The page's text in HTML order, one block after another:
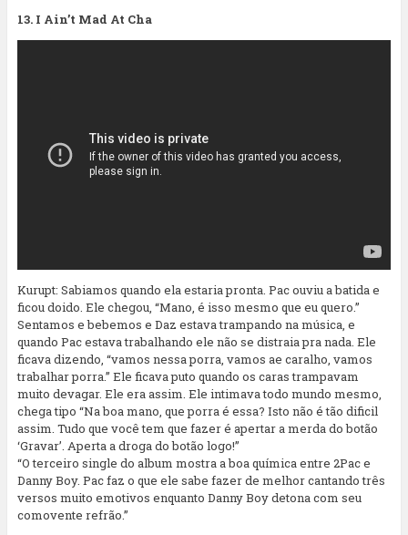
13. I Ain’t Mad At Cha
Kurupt: Sabiamos quando ela estaria pronta. Pac ouviu a batida e
ficou doido. Ele chegou, “Mano, é isso mesmo que eu quero.”
Sentamos e bebemos e Daz estava trampando na música, e
quando Pac estava trabalhando ele não se distraia pra nada. Ele
ficava dizendo, “vamos nessa porra, vamos ae caralho, vamos
trabalhar porra.” Ele ficava puto quando os caras trampavam
muito devagar. Ele era assim. Ele intimava todo mundo mesmo,
chega tipo “Na boa mano, que porra é essa? Isto não é tão dificil
assim. Tudo que você tem que fazer é apertar a merda do botão
‘Gravar’. Aperta a droga do botão logo!”
“O terceiro single do album mostra a boa química entre 2Pac e
Danny Boy. Pac faz o que ele sabe fazer de melhor cantando três
versos muito emotivos enquanto Danny Boy detona com seu
comovente refrão.”